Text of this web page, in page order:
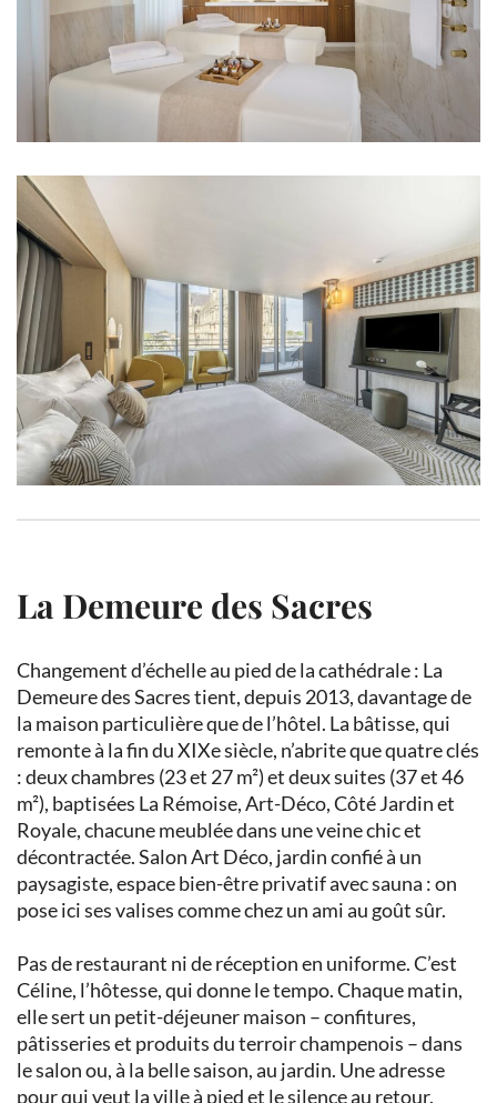
La Demeure des Sacres
Changement d’échelle au pied de la cathédrale : La
Demeure des Sacres tient, depuis 2013, davantage de
la maison particulière que de l’hôtel. La bâtisse, qui
remonte à la fin du XIXe siècle, n’abrite que quatre clés
: deux chambres (23 et 27 m²) et deux suites (37 et 46
m²), baptisées La Rémoise, Art-Déco, Côté Jardin et
Royale, chacune meublée dans une veine chic et
décontractée. Salon Art Déco, jardin confié à un
paysagiste, espace bien-être privatif avec sauna : on
pose ici ses valises comme chez un ami au goût sûr.
Pas de restaurant ni de réception en uniforme. C’est
Céline, l’hôtesse, qui donne le tempo. Chaque matin,
elle sert un petit-déjeuner maison – confitures,
pâtisseries et produits du terroir champenois – dans
le salon ou, à la belle saison, au jardin. Une adresse
pour qui veut la ville à pied et le silence au retour.